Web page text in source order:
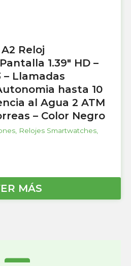
Reloj
1.39″ HD –
Llamadas
hasta 10
al Agua 2 ATM
– Color Negro
Relojes Smartwatches
MÁS